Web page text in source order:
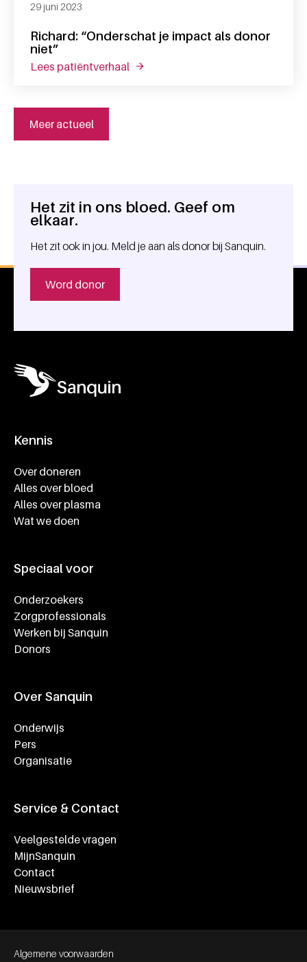
Richard: “Onderschat je impact als donor
niet”
29 juni 2023
lees patiëntverhaal over richard: “onderschat je
Meer actueel
Algemene informatie
Het zit in ons bloed. Geef om
elkaar.
Het zit ook in jou. Meld je aan als donor bij Sanquin.
Word donor
Kennis
Over doneren
Alles over bloed
Alles over plasma
Wat we doen
Speciaal voor
Onderzoekers
Zorgprofessionals
Werken bij Sanquin
Donors
Over Sanquin
Onderwijs
Pers
Organisatie
Service & Contact
Veelgestelde vragen
MijnSanquin
Contact
Nieuwsbrief
Footer bottom navigation
Algemene voorwaarden